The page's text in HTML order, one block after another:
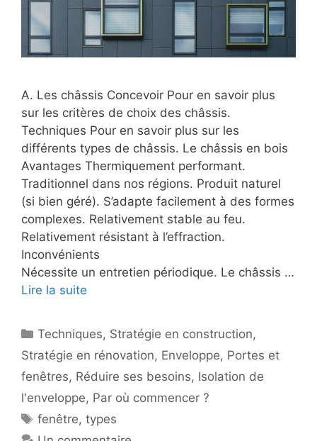
A. Les châssis Concevoir Pour en savoir plus
sur les critères de choix des châssis.
Techniques Pour en savoir plus sur les
différents types de châssis. Le châssis en bois
Avantages Thermiquement performant.
Traditionnel dans nos régions. Produit naturel
(si bien géré). S’adapte facilement à des formes
complexes. Relativement stable au feu.
Relativement résistant à l’effraction.
Inconvénients
Nécessite un entretien périodique. Le châssis …
Lire la suite
Catégories
Techniques, Stratégie en construction,
Stratégie en rénovation, Enveloppe, Portes et
fenêtres, Réduire ses besoins, Isolation de
l'enveloppe, Par où commencer ?
Étiquettes
fenêtre,types